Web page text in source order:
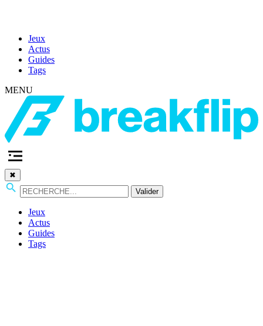
Jeux
Actus
Guides
Tags
MENU
✖
Valider
Jeux
Actus
Guides
Tags